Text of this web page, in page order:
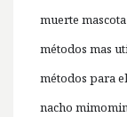
muerte
métodos mas
métodos para
nacho